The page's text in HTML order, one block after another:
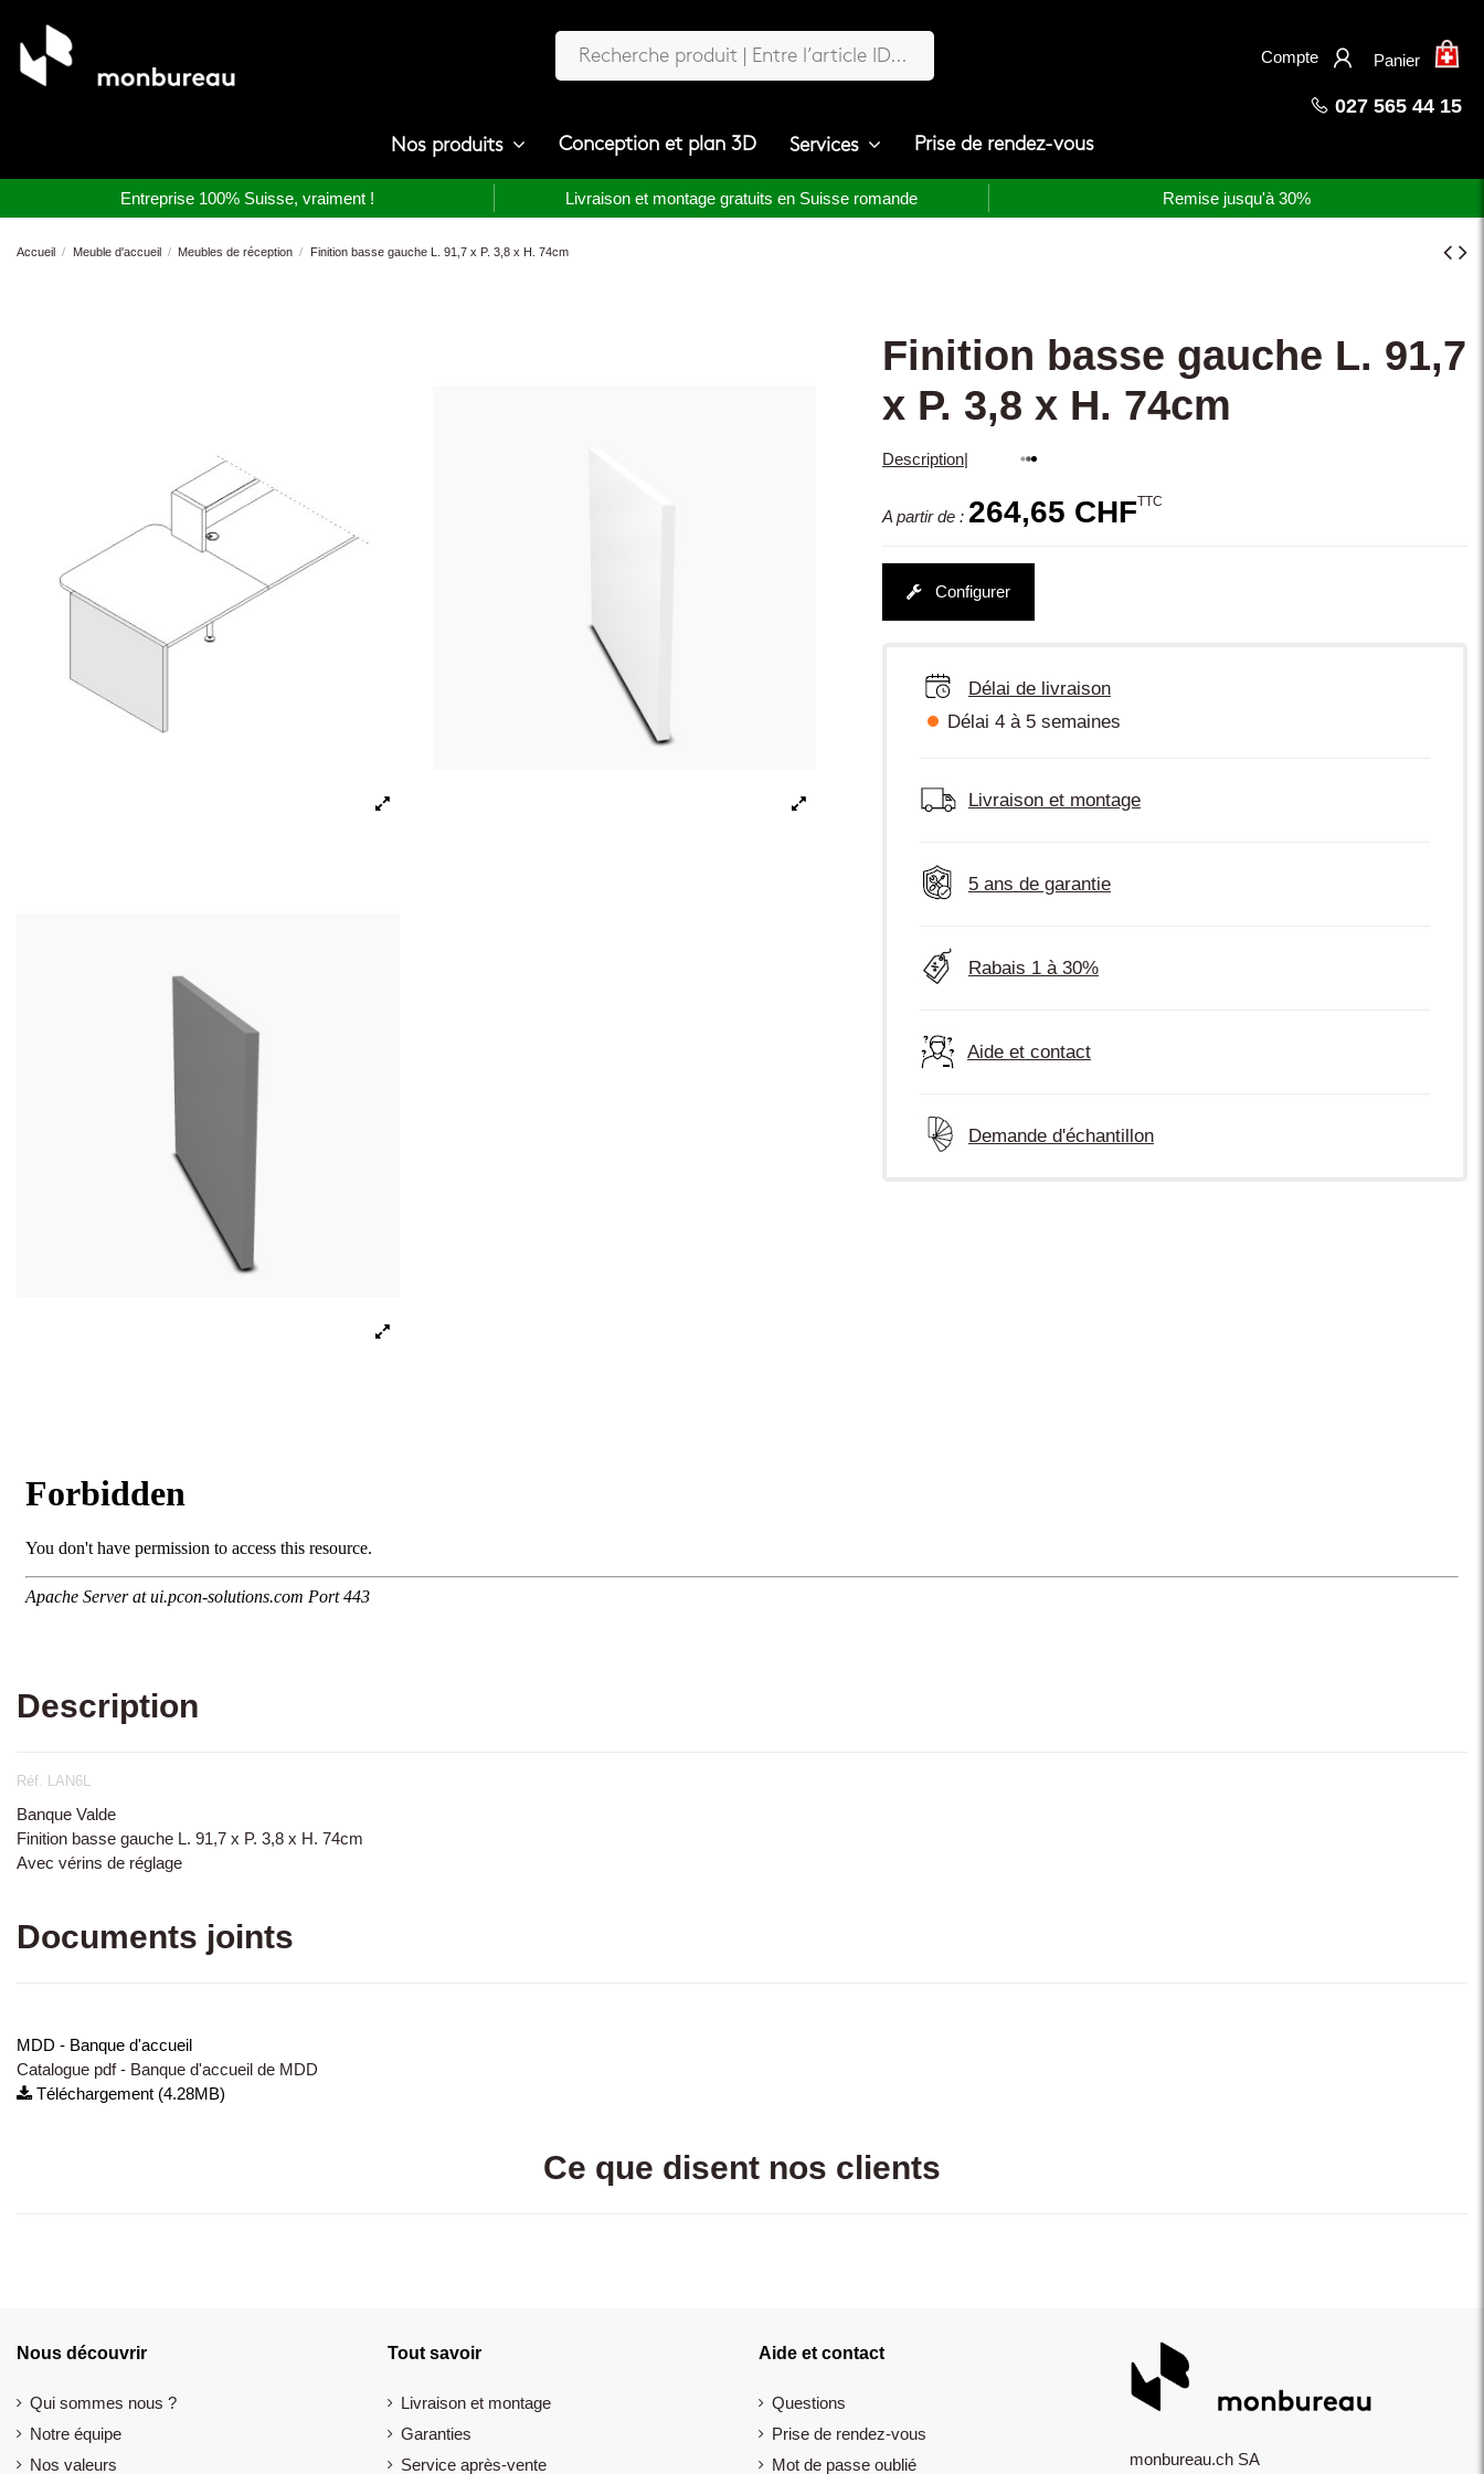
×
Compte Panier
027 565 44 15
Nos produits Conception et plan 3D Services Prise de rendez-vous
Entreprise 100% Suisse, vraiment ! Livraison et montage gratuits en Suisse romande Remise jusqu'à 30%
Accueil Meuble d'accueil Meubles de réception Finition basse gauche L. 91,7 x P. 3,8 x H. 74cm
Finition basse gauche L. 91,7
x P. 3,8 x H. 74cm
Description|
A partir de : 264,65 CHFTTC
Configurer
Délai de livraison
Délai 4 à 5 semaines
Livraison et montage
5 ans de garantie
Rabais 1 à 30%
Aide et contact
Demande d'échantillon
Description
Réf. LAN6L
Banque Valde
Finition basse gauche L. 91,7 x P. 3,8 x H. 74cm
Avec vérins de réglage
Documents joints
MDD - Banque d'accueil
Catalogue pdf - Banque d'accueil de MDD
Téléchargement (4.28MB)
Ce que disent nos clients
Nous découvrir
Qui sommes nous ?
Notre équipe
Nos valeurs
Tout savoir
Livraison et montage
Garanties
Service après-vente
Aide et contact
Questions
Prise de rendez-vous
Mot de passe oublié
monbureau.ch SA